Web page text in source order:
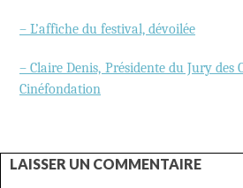
– L’affiche du festival, dévoilée
– Claire Denis, Présidente du Jury des
Cinéfondation
LAISSER UN COMMENTAIRE